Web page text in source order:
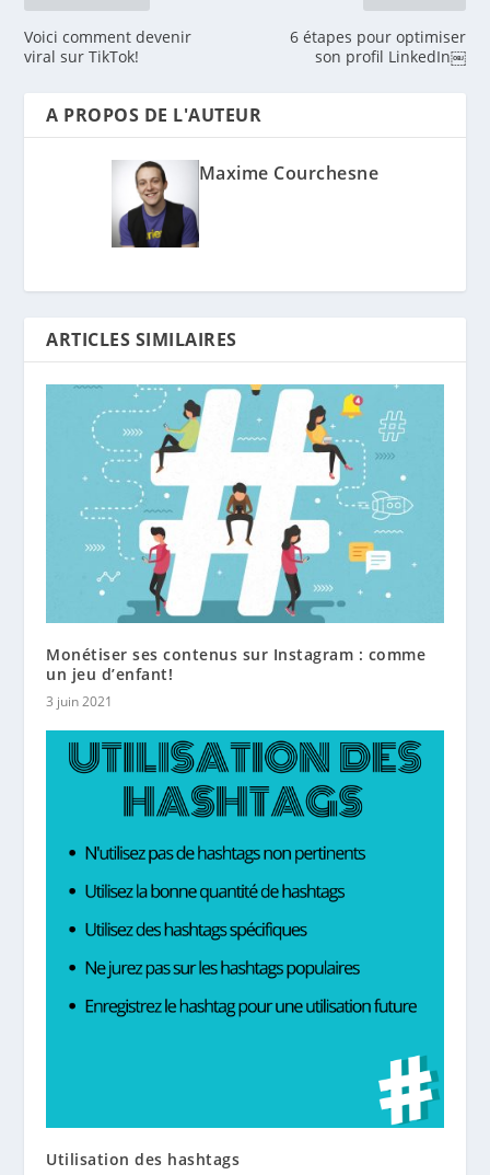
Voici comment devenir
viral sur TikTok!
6 étapes pour optimiser
son profil LinkedIn￼
A PROPOS DE L'AUTEUR
Maxime Courchesne
ARTICLES SIMILAIRES
Monétiser ses contenus sur Instagram : comme
un jeu d’enfant!
3 juin 2021
Utilisation des hashtags